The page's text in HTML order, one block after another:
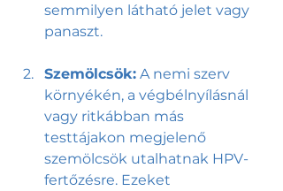
semmilyen látható jelet vagy
panaszt.
Szemölcsök: A nemi szerv
környékén, a végbélnyílásnál
vagy ritkábban más
testtájakon megjelenő
szemölcsök utalhatnak HPV-
fertőzésre. Ezeket